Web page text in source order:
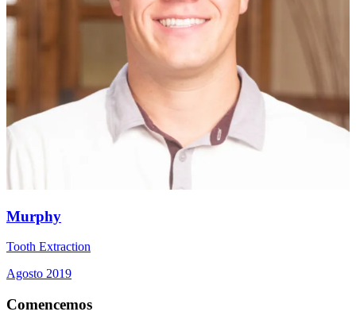
Murphy
Tooth Extraction
Agosto 2019
Comencemos